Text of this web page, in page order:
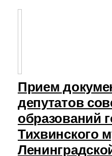
Прием
депутатов
образований
Тихвинского